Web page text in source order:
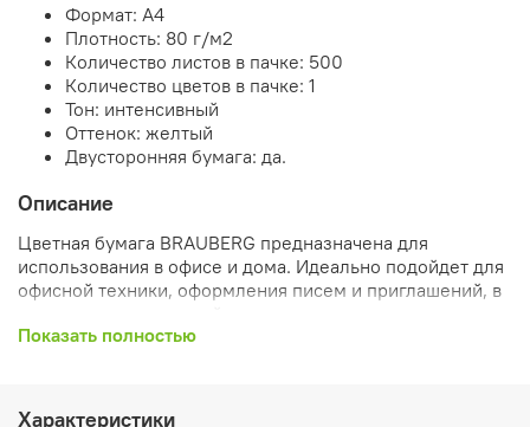
Формат: А4
Плотность: 80 г/м2
Количество листов в пачке: 500
Количество цветов в пачке: 1
Тон: интенсивный
Оттенок: желтый
Двусторонняя бумага: да.
Описание
Цветная бумага BRAUBERG предназначена для
использования в офисе и дома. Идеально подойдет для
офисной техники, оформления писем и приглашений, в
детского творчества (изготовления поделок и
Показать полностью
Характеристики